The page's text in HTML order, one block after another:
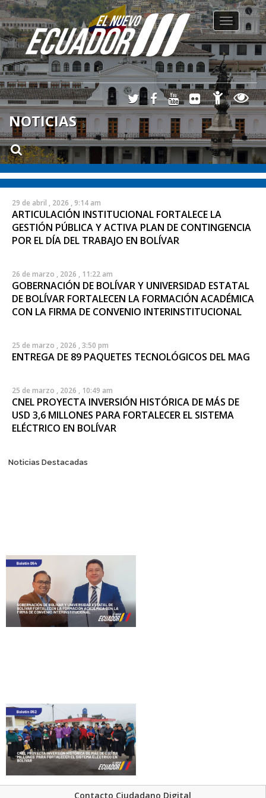
Toggle
navigation
NOTICIAS
29 de abril , 2026 , 9:14 am
ARTICULACIÓN INSTITUCIONAL FORTALECE LA
GESTIÓN PÚBLICA Y ACTIVA PLAN DE CONTINGENCIA
POR EL DÍA DEL TRABAJO EN BOLÍVAR
26 de marzo , 2026 , 11:22 am
GOBERNACIÓN DE BOLÍVAR Y UNIVERSIDAD ESTATAL
DE BOLÍVAR FORTALECEN LA FORMACIÓN ACADÉMICA
CON LA FIRMA DE CONVENIO INTERINSTITUCIONAL
25 de marzo , 2026 , 3:50 pm
ENTREGA DE 89 PAQUETES TECNOLÓGICOS DEL MAG
25 de marzo , 2026 , 10:49 am
CNEL PROYECTA INVERSIÓN HISTÓRICA DE MÁS DE
USD 3,6 MILLONES PARA FORTALECER EL SISTEMA
ELÉCTRICO EN BOLÍVAR
Posts
Noticias Destacadas
Contacto Ciudadano Digital